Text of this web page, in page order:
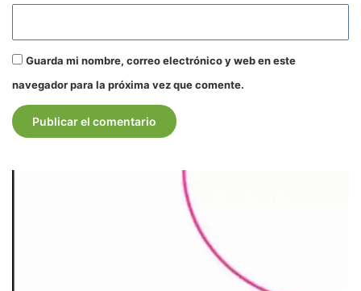
Guarda mi nombre, correo electrónico y web en este
navegador para la próxima vez que comente.